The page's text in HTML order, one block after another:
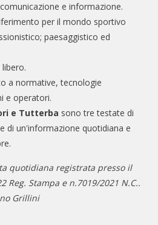
e informazione.
per il mondo sportivo
paesaggistico ed
a normative, tecnologie
e operatori.
e Tutterba sono tre testate di
di un'informazione quotidiana e
quotidiana registrata presso il
Reg. Stampa e n.7019/2021 N.C..
Grillini